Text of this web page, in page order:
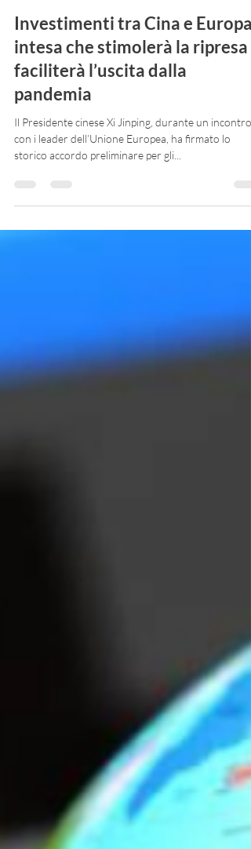
11 gen 2021
Tempo di lettura: 1 min
Investimenti tra Cina e Europa:
intesa che stimolerà la ripresa e
faciliterà l’uscita dalla
pandemia
Il Presidente cinese Xi Jinping, durante un incontro